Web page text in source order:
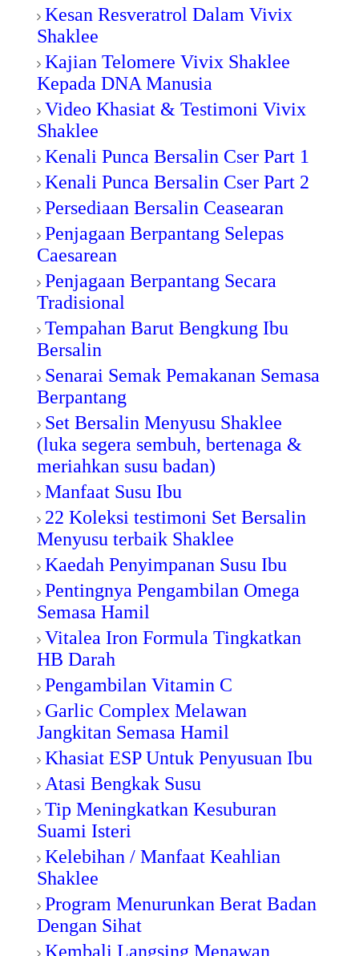
Kesan Resveratrol Dalam Vivix
Shaklee
Kajian Telomere Vivix Shaklee
Kepada DNA Manusia
Video Khasiat & Testimoni Vivix
Shaklee
Kenali Punca Bersalin Cser Part 1
Kenali Punca Bersalin Cser Part 2
Persediaan Bersalin Ceasearan
Penjagaan Berpantang Selepas
Caesarean
Penjagaan Berpantang Secara
Tradisional
Tempahan Barut Bengkung Ibu
Bersalin
Senarai Semak Pemakanan Semasa
Berpantang
Set Bersalin Menyusu Shaklee
(luka segera sembuh, bertenaga &
meriahkan susu badan)
Manfaat Susu Ibu
22 Koleksi testimoni Set Bersalin
Menyusu terbaik Shaklee
Kaedah Penyimpanan Susu Ibu
PentingnyaPengambilan Omega
Semasa Hamil
Vitalea Iron Formula Tingkatkan
HB Darah
Pengambilan Vitamin C
Garlic Complex Melawan
Jangkitan Semasa Hamil
KhasiatESP Untuk Penyusuan Ibu
Atasi Bengkak Susu
Tip Meningkatkan Kesuburan
Suami Isteri
Kelebihan / Manfaat Keahlian
Shaklee
Program Menurunkan Berat Badan
Dengan Sihat
Kembali Langsing Menawan